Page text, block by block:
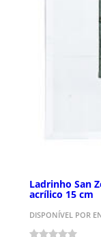
Ladrinho San
acrílico 15 cm
DISPONÍVEL POR